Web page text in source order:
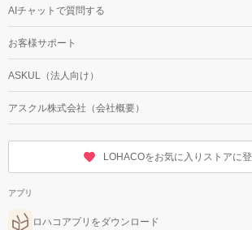
AIチャットで質問する
お客様サポート
ASKUL（法人向け）
アスクル株式会社（会社概要）
LOHACOをお気に入りストアに
アプリ
ロハコアプリをダウンロード